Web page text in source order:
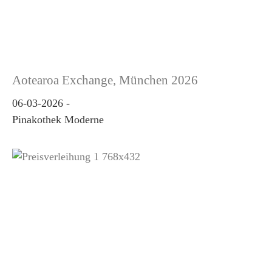
Aotearoa Exchange, München 2026
06-03-2026-
Pinakothek Moderne